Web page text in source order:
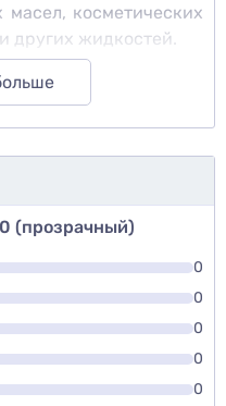
масел, косметических
других жидкостей.
(прозрачный)
0
0
0
0
0